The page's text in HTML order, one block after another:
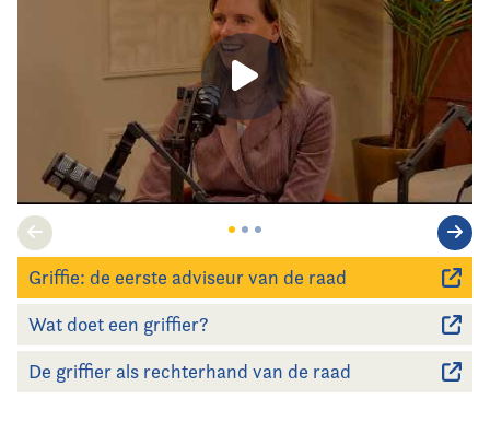
Griffie: de eerste adviseur van de raad
Wat doet een griffier?
De griffier als rechterhand van de raad